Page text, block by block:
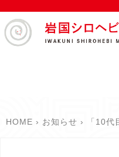
HOME お知らせ 「10